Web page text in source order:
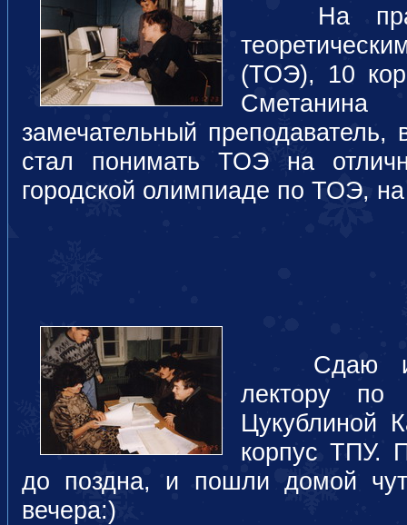
На
(ТОЭ), 10
замечательный
стал понимать ТОЭ на
городской олимпиаде по ТОЭ,
Сдаю
лектору по
Цукублиной
корпус ТПУ.
до поздна, и пошли домой
вечера:)